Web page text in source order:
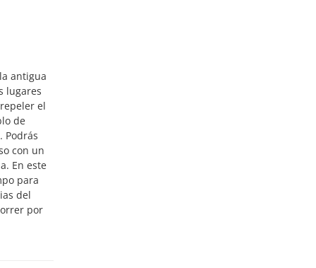
antigua
lugares
el
de
Podrás
con un
En este
para
del
por